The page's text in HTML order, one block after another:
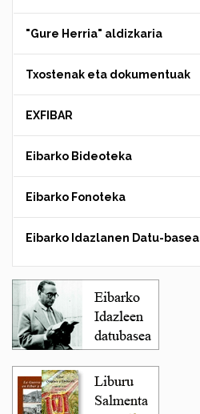
"Gure Herria" aldizkaria
Txostenak eta dokumentuak
EXFIBAR
Eibarko Bideoteka
Eibarko Fonoteka
Eibarko Idazlanen Datu-basea